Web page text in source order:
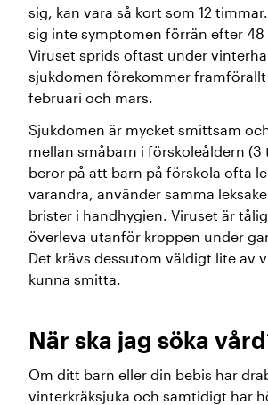
sig, kan vara så kort som 12
sig inte symptomen förrän efter 48
Viruset sprids oftast under
sjukdomen förekommer
februari och mars.
Sjukdomen är mycket smittsam
mellan småbarn i förskoleåldern (3
beror på att barn på förskola ofta
varandra, använder samma
brister i handhygien. Viruset är
överleva utanför kroppen under
Det krävs dessutom väldigt lite av
kunna smitta.​
När ska jag söka
Om ditt barn eller din bebis har
vinterkräksjuka och samtidigt har